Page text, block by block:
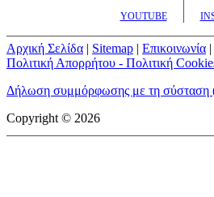
YOUTUBE
Αρχική Σελίδα | Sitemap | Επικοινωνία |
Πολιτική Απορρήτου - Πολιτική
Δήλωση συμμόρφωσης με τη σύσταση
Copyright © 2026